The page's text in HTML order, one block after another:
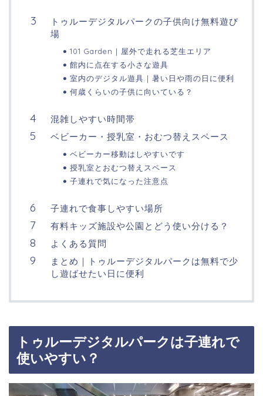
トゥルーデジタルパークの子供向け無料遊び
場
101 Garden｜屋外で走れる芝生エリア
館内に点在する小さな遊具
室内のデジタル遊具｜暑い日や雨の日に便利
何歳くらいの子供に向いている？
混雑しやすい時間帯
ベビーカー・授乳室・おむつ替えスペース
ベビーカー移動はしやすいです
授乳室とおむつ替えスペース
子連れで気になった注意点
子連れで食事しやすい場所
有料キッズ施設や公園とどう使い分ける？
よくある質問
まとめ｜トゥルーデジタルパークは無料で少
し遊ばせたい日に便利
トゥルーデジタルパークは子連れで
使いやすい？